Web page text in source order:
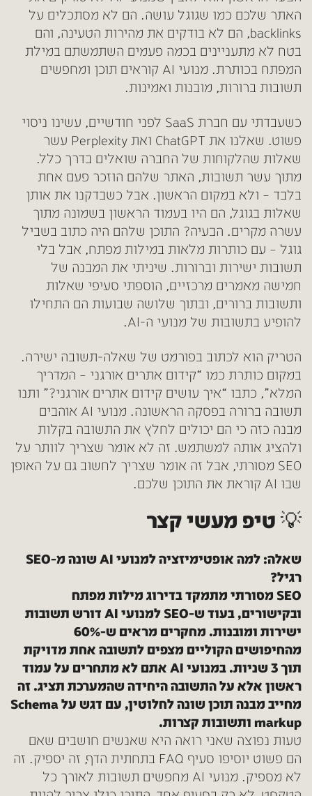
האתר שלכם כמו שגוגל עושה. הם לא מסתכלים על
backlinks, הם לא בודקים את מהירות הטעינה, והם
בטח לא מתעניינים בכמה פעמים השתמשתם במילת
המפתח בכותרת. מנועי AI קוראים תוכן ומחפשים
תשובות ברורות, מובנות ואמינות.
כשעבדתי עם חברת SaaS לפני חודשיים, עשינו ניסוי
פשוט. שאלנו את ChatGPT ואת Perplexity עשר
שאלות שהלקוחות של החברה שואלים בדרך כלל.
מתוך עשר תשובות, האתר שלהם הוזכר פעם אחת
בלבד – ולא במקום הראשון. אבל כשבדקנו את אותן
שאלות בגוגל, הם היו בעמוד הראשון בשמונה מתוך
עשרה מקרים. הבעיה? התוכן שלהם היה כתוב בשביל
גוגל – עם כותרות מלאות במילות מפתח, אבל בלי
תשובות ישירות וברורות. שיניתי את המבנה של
חמישה מאמרים מרכזיים, הוספתי סעיפי שאלות
ותשובות ברורים, ובתוך שלושה שבועות הם התחילו
להופיע בתשובות של מנועי ה-AI.
הטריק הוא לכתוב בפורמט של שאלה-תשובה ישירה.
במקום כותרת כמו “קידום אתרים אורגני – המדריך
המלא”, כתבו “איך עושים קידום אתרים אורגני?” ותנו
תשובה ברורה בפסקה הראשונה. מנועי AI אוהבים
מבנה כזה כי הם יכולים לחלץ את התשובה בקלות
ולהציג אותה למשתמש. זה לא אומר שצריך לוותר על
SEO מסורתי, אבל זה אומר שצריך לחשוב גם על האופן
שבו AI קוראת את התוכן שלכם.
💡 טיפ מעשי קצר
שאלה: למה אופטימיזציה למנועי AI שונה מ-SEO
רגיל?
SEO מסורתי מתמקד בדירוג מילות מפתח
ובקישורים, בעוד ש-SEO למנועי AI דורש תשובות
ישירות ומובנות. מחקרים מראים ש-60%
מהחיפושים הקוליים מצפים לתשובה אחת מדויקת
תוך 3 שניות. במנועי AI אתם לא מתחרים על עמוד
ראשון אלא על התשובה היחידה שהמערכת תציג. זה
מחייב מבנה תוכן שונה לחלוטין, עם דגש על Schema
markup ותשובות קצרות.
טעות נפוצה שאני רואה היא שאנשים חושבים שאם
הם פשוט יוסיפו סעיף FAQ בתחתית הדף, זה יספיק. זה
לא מספיק. מנועי AI מחפשים תשובות לאורך כל